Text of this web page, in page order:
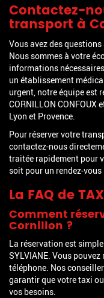
Contactez-
transport à
Vous avez des
Nous sommes à votre
informations
un établissement
urgent, notre équipe est
CORNILLON
Lyon et Provence.
Pour réserver votre
contactez-nous
traitée rapidement pour
soit pour un rendez-
La FAQ de
Comment
Cornillon ?
La réservation est simple
SYLVIANE. Vous
téléphone. Nos
garantir que votre taxi
vos besoins.